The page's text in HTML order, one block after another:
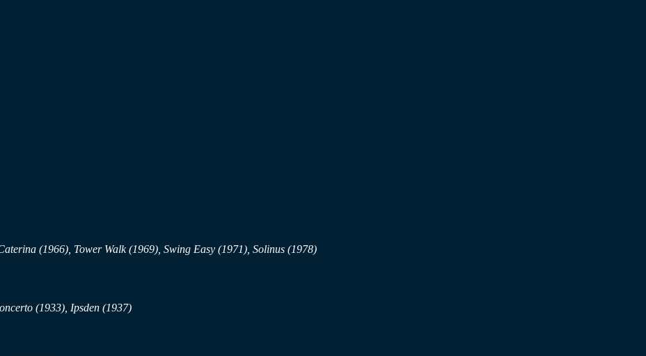
(1966), Tower Walk (1969), Swing Easy (1971), Solinus (1978)
(1933), Ipsden (1937)